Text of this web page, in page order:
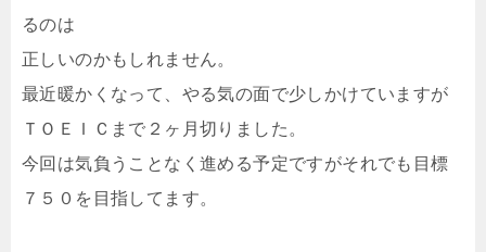
るのは
正しいのかもしれません。
最近暖かくなって、やる気の面で少しかけていますが
ＴＯＥＩＣまで２ヶ月切りました。
今回は気負うことなく進める予定ですがそれでも目標
７５０を目指してます。